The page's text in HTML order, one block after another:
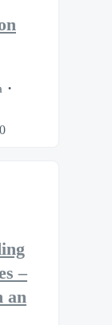
–
an